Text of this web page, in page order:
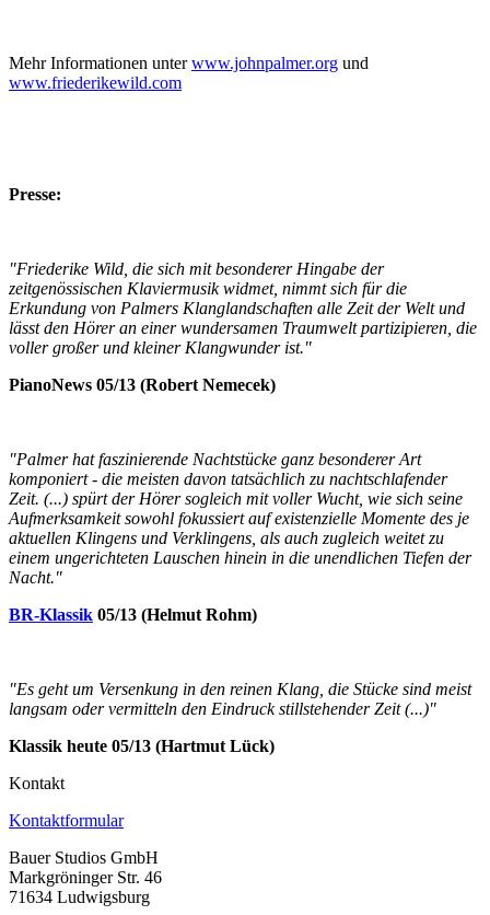
Mehr Informationen unterwww.johnpalmer.org und
www.friederikewild.com
Presse:
"Friederike Wild, die sich mit besonderer Hingabe der
zeitgenössischen Klaviermusik widmet, nimmt sich für die
Erkundung von Palmers Klanglandschaften alle Zeit der Welt und
lässt den Hörer an einer wundersamen Traumwelt partizipieren, die
voller großer und kleiner Klangwunder ist."
PianoNews 05/13 (Robert Nemecek)
"Palmer hat faszinierende Nachtstücke ganz besonderer Art
komponiert - die meisten davon tatsächlich zu nachtschlafender
Zeit. (...) spürt der Hörer sogleich mit voller Wucht, wie sich seine
Aufmerksamkeit sowohl fokussiert auf existenzielle Momente des je
aktuellen Klingens und Verklingens, als auch zugleich weitet zu
einem ungerichteten Lauschen hinein in die unendlichen Tiefen der
Nacht."
BR-Klassik 05/13 (Helmut Rohm)
"Es geht um Versenkung in den reinen Klang, die Stücke sind meist
langsam oder vermitteln den Eindruck stillstehender Zeit (...)"
Klassik heute 05/13 (Hartmut Lück)
Kontakt
Kontaktformular
Bauer Studios GmbH
Markgröninger Str. 46
71634 Ludwigsburg